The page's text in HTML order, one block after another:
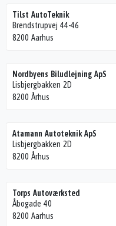
Tilst AutoTeknik
Brendstrupvej 44-46
8200 Aarhus
Nordbyens Biludlejning ApS
Lisbjergbakken 2D
8200 Århus
Atamann Autoteknik ApS
Lisbjergbakken 2D
8200 Århus
Torps Autoværksted
Åbogade 40
8200 Aarhus